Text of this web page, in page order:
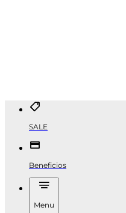
SALE
Beneficios
Menu